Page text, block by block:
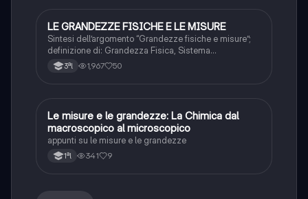
Chimica
LE GRANDEZZE FISICHE E LE MISURE
Sintesi dell’argomento “Grandezze fisiche e misure”;
definizione di: Grandezza Fisica, Sistema
Internazionale, Unità di Misura, Notazione Scientifica,
Massa, Peso, Temperatura, Calore, Lunghezza e
3ªl 1,967 50
Chimica
Le misure e le grandezze: La Chimica dal
macroscopico al microscopico
appunti su le misure e le grandezze
1ªl 341 9